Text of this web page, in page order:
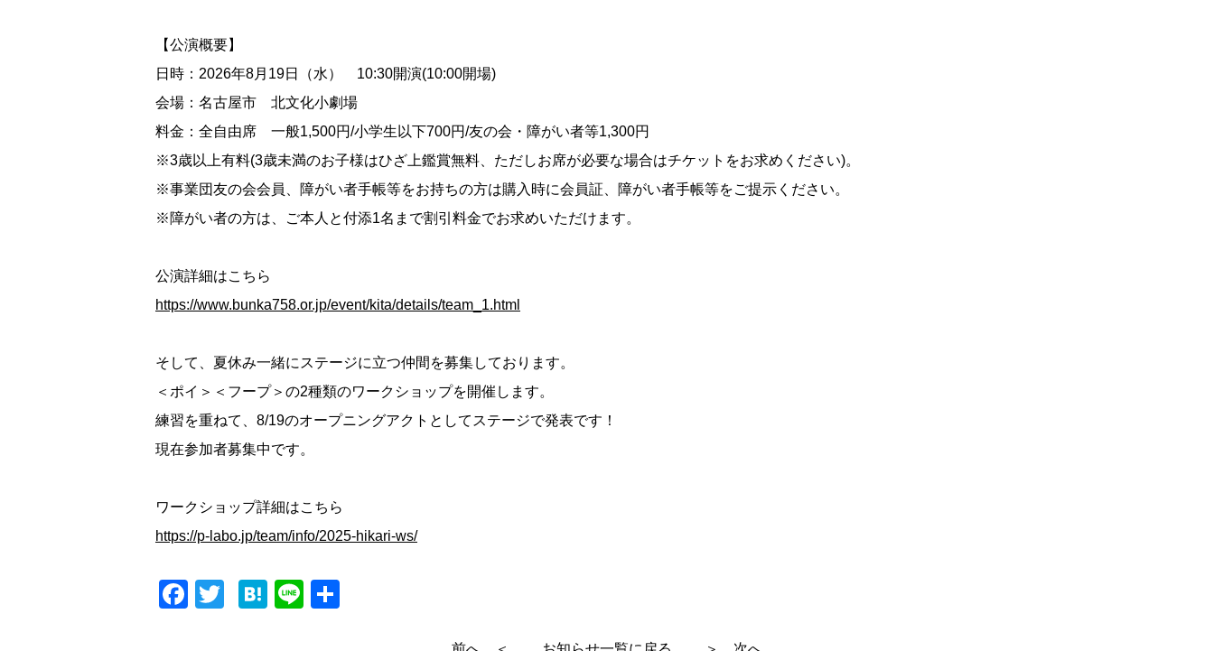
【公演概要】
日時：2026年8月19日（水） 10:30開演(10:00開場)
会場：名古屋市 北文化小劇場
料金：全自由席 一般1,500円/小学生以下700円/友の会・障がい者等1,300円
※3歳以上有料(3歳未満のお子様はひざ上鑑賞無料、ただしお席が必要な場合はチケットをお求めください)。
※事業団友の会会員、障がい者手帳等をお持ちの方は購入時に会員証、障がい者手帳等をご提示ください。
※障がい者の方は、ご本人と付添1名まで割引料金でお求めいただけます。
公演詳細はこちら
https://www.bunka758.or.jp/event/kita/details/team_1.html
そして、夏休み一緒にステージに立つ仲間を募集しております。
＜ポイ＞＜フープ＞の2種類のワークショップを開催します。
練習を重ねて、8/19のオープニングアクトとしてステージで発表です！
現在参加者募集中です。
ワークショップ詳細はこちら
https://p-labo.jp/team/info/2025-hikari-ws/
F
T
H
Li